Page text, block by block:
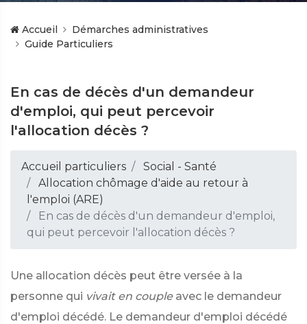
Accueil
Démarches administratives
Guide Particuliers
En cas de décès d'un demandeur
d'emploi, qui peut percevoir
l'allocation décès ?
Accueil particuliers
Social - Santé
Allocation chômage d'aide au retour à
l'emploi (ARE)
En cas de décès d'un demandeur d'emploi,
qui peut percevoir l'allocation décès ?
Une allocation décès peut être versée à la
personne qui vivait en couple avec le demandeur
d'emploi décédé. Le demandeur d'emploi décédé